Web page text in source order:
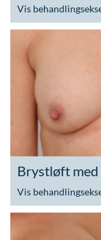
Vis
Brystløft
Vis